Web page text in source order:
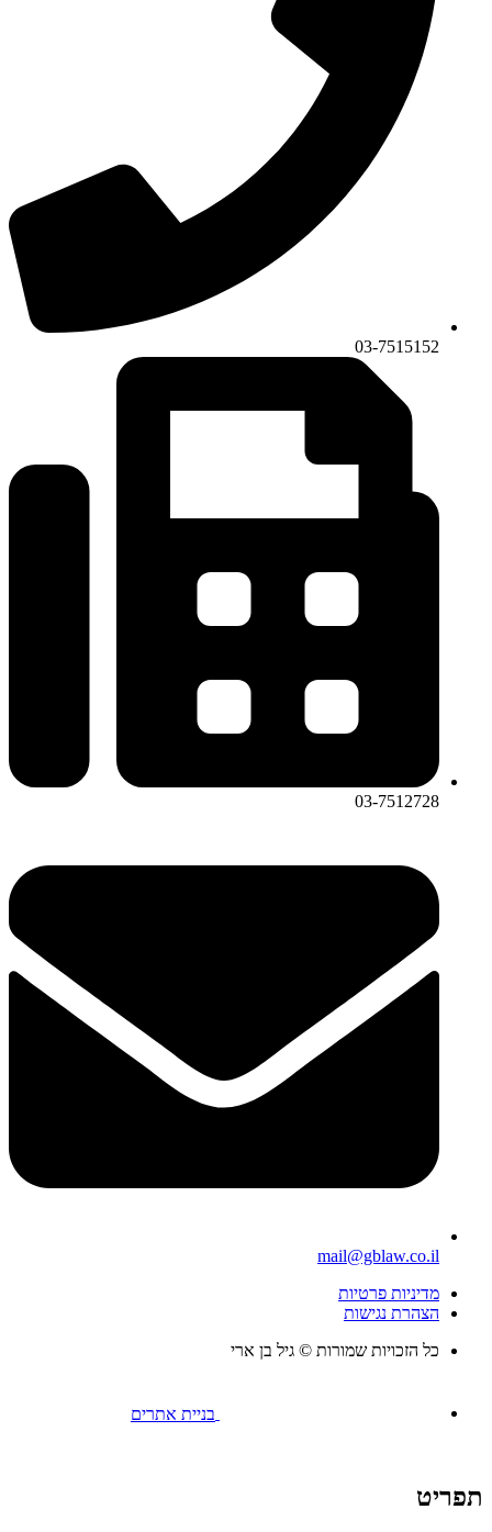
03-7515152
03-7512728
mail@gblaw.co.il
מדיניות פרטיות
הצהרת נגישות
כל הזכויות שמורות © גיל בן ארי
בניית אתרים
תפריט